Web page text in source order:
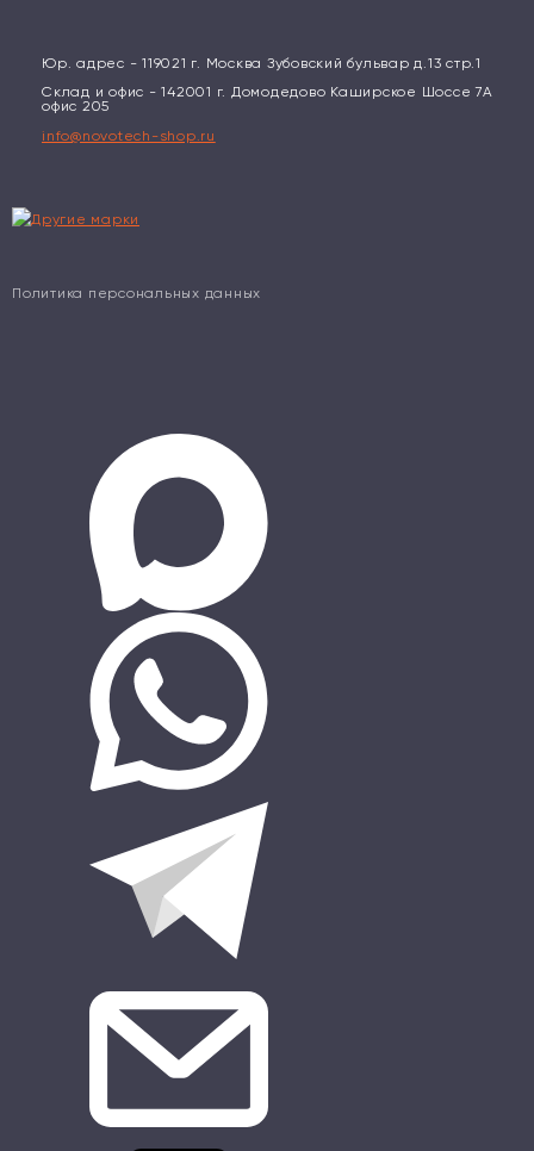
Юр. адрес - 119021 г. Москва Зубовский бульвар д.13 стр.1
Склад и офис - 142001 г. Домодедово Каширское Шоссе 7А
офис 205
info@novotech-shop.ru
Политика персональных данных